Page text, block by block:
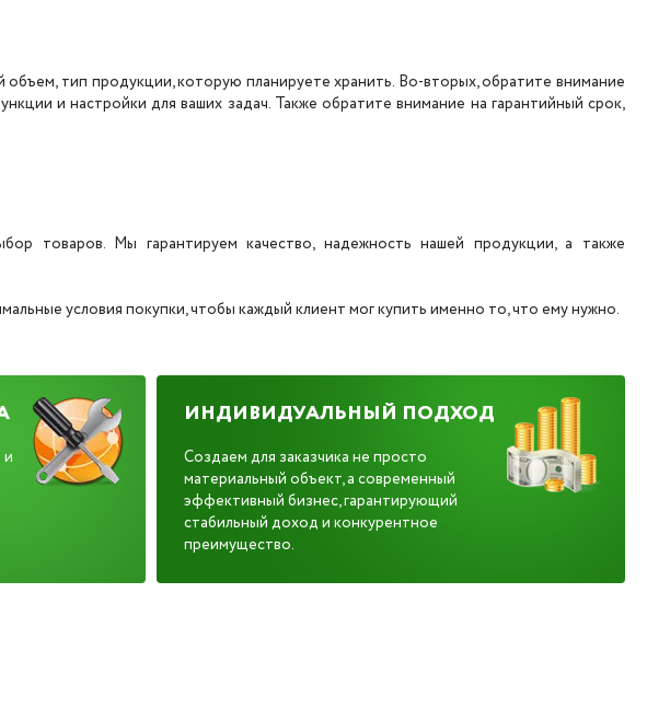
тип продукции, которую планируете хранить. Во-вторых, обратите внимание
и настройки для ваших задач. Также обратите внимание на гарантийный срок,
товаров. Мы гарантируем качество, надежность нашей продукции, а также
условия покупки, чтобы каждый клиент мог купить именно то, что ему нужно.
ИНДИВИДУАЛЬНЫЙ ПОДХОД
Создаем для заказчика не просто
материальный объект, а современный
эффективный бизнес, гарантирующий
стабильный доход и конкурентное
преимущество.